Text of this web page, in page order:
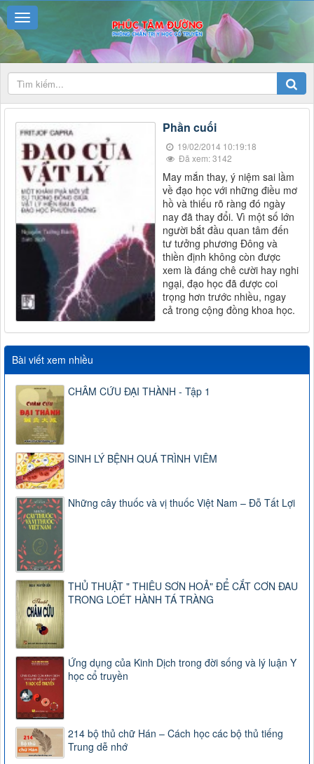
Phần cuối
19/02/2014 10:19:18
Đã xem: 3142
May mắn thay, ý niệm sai lầm
về đạo học với những điều mơ
hồ và thiếu rõ ràng đó ngày
nay đã thay đổi. Vì một số lớn
người bắt đầu quan tâm đến
tư tưởng phương Đông và
thiền định không còn được
xem là đáng chê cười hay nghi
ngại, đạo học đã được coi
trọng hơn trước nhiều, ngay
cả trong cộng đồng khoa học.
Bài viết xem nhiều
CHÂM CỨU ĐẠI THÀNH - Tập 1
SINH LÝ BỆNH QUÁ TRÌNH VIÊM
Những cây thuốc và vị thuốc Việt Nam – Đỗ Tất Lợi
THỦ THUẬT " THIÊU SƠN HOẢ" ĐỂ CẮT CƠN ĐAU
TRONG LOÉT HÀNH TÁ TRÀNG
Ứng dụng của Kinh Dịch trong đời sống và lý luận Y
học cổ truyền
214 bộ thủ chữ Hán – Cách học các bộ thủ tiếng
Trung dễ nhớ